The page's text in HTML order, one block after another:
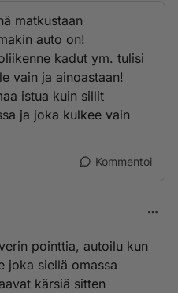
matkustaan
auto on!
kadut ym. tulisi
vain ja ainoastaan!
istua kuin sillit
ja joka kulkee vain
Kommentoi
pointtia, autoilu kun
joka siellä omassa
kärsiä sitten